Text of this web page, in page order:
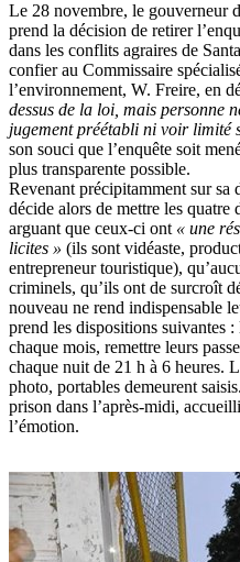
Le 28 novembre, le gouverneur
prend la décision de retirer
dans les conflits agraires de
confier au Commissaire
l’environnement, W. Freire, en
dessus de la loi, mais personne
jugement préétabli ni voir limité
son souci que l’enquête soit
plus transparente possible.
Revenant précipitamment sur
décide alors de mettre les quatre
arguant que ceux-ci ont « une
licites » (ils sont vidéaste,
entrepreneur touristique),
criminels, qu’ils ont de surcroît
nouveau ne rend indispensable
prend les dispositions suivantes
chaque mois, remettre leurs
chaque nuit de 21 h à 6 heures.
photo, portables demeurent
prison dans l’après-midi,
l’émotion.